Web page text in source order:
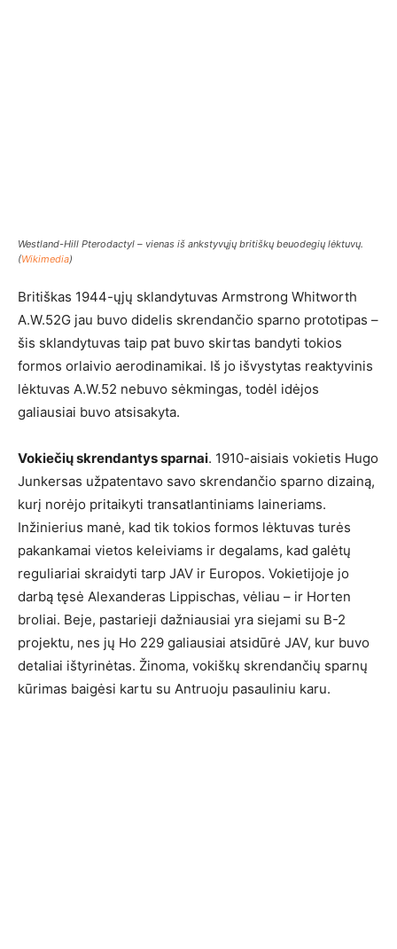
Westland-Hill Pterodactyl – vienas iš ankstyvųjų britiškų beuodegių lėktuvų.
(Wikimedia)
Britiškas 1944-ųjų sklandytuvas Armstrong Whitworth
A.W.52G jau buvo didelis skrendančio sparno prototipas –
šis sklandytuvas taip pat buvo skirtas bandyti tokios
formos orlaivio aerodinamikai. Iš jo išvystytas reaktyvinis
lėktuvas A.W.52 nebuvo sėkmingas, todėl idėjos
galiausiai buvo atsisakyta.
Vokiečių skrendantys sparnai. 1910-aisiais vokietis Hugo
Junkersas užpatentavo savo skrendančio sparno dizainą,
kurį norėjo pritaikyti transatlantiniams laineriams.
Inžinierius manė, kad tik tokios formos lėktuvas turės
pakankamai vietos keleiviams ir degalams, kad galėtų
reguliariai skraidyti tarp JAV ir Europos. Vokietijoje jo
darbą tęsė Alexanderas Lippischas, vėliau – ir Horten
broliai. Beje, pastarieji dažniausiai yra siejami su B-2
projektu, nes jų Ho 229 galiausiai atsidūrė JAV, kur buvo
detaliai ištyrinėtas. Žinoma, vokiškų skrendančių sparnų
kūrimas baigėsi kartu su Antruoju pasauliniu karu.